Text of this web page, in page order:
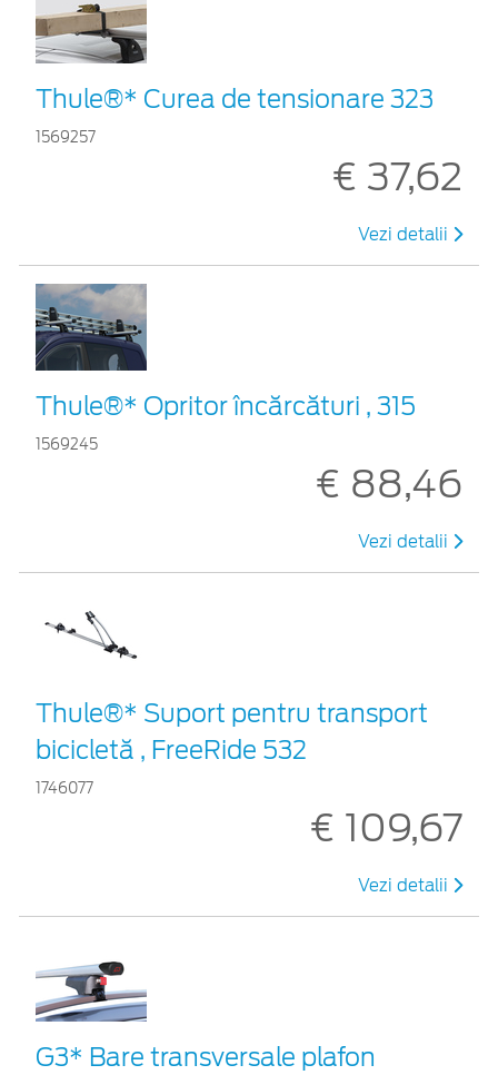
Thule®* Curea de tensionare 323
1569257
€ 37,62
Vezi detalii
Thule®* Opritor încărcături , 315
1569245
€ 88,46
Vezi detalii
Thule®* Suport pentru transport
bicicletă , FreeRide 532
1746077
€ 109,67
Vezi detalii
G3* Bare transversale plafon